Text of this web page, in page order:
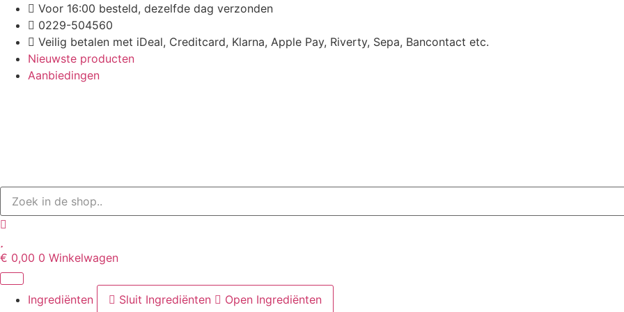
naar
inhoud
Voor 16:00 besteld, dezelfde dag verzonden
0229-504560
Veilig betalen met iDeal, Creditcard, Klarna, Apple Pay, Riverty, Sepa, Bancontact etc.
Nieuwste producten
Aanbiedingen
€ 0,00 0 Winkelwagen
Ingrediënten Sluit Ingrediënten Open Ingrediënten